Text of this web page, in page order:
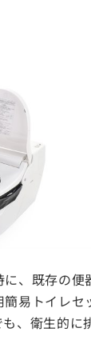
、既存の便
易トイレセ
、衛生的に